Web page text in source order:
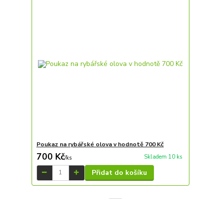
Poukaz na rybářské olova v hodnotě 700 Kč
700 Kč/ks Skladem 10 ks
Přidat do košíku